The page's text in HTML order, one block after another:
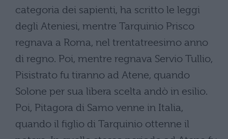
categoria dei sapienti, ha scritto le leggi
degli Ateniesi, mentre Tarquinio Prisco
regnava a Roma, nel trentatreesimo anno
di regno. Poi, mentre regnava Servio Tullio,
Pisistrato fu tiranno ad Atene, quando
Solone per sua libera scelta andò in esilio.
Poi, Pitagora di Samo venne in Italia,
quando il figlio di Tarquinio ottenne il